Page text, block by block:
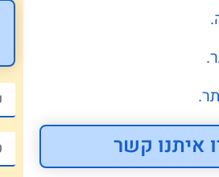
איתנו קשר